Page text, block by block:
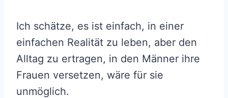
Ich schätze, es ist einfach, in einer
einfachen Realität zu leben, aber den
Alltag zu ertragen, in den Männer ihre
Frauen versetzen, wäre für sie
unmöglich.